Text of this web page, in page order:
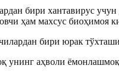
бири хантавирус
ҳам махсус биоҳимоя
бири юрак
унинг аҳволи